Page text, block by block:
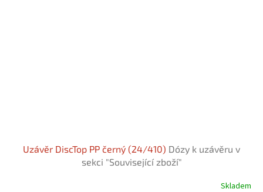
Uzávěr DiscTop PP černý (24/410) Dózy k uzávěru v
sekci "Související zboží"
Skladem